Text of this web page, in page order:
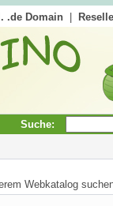
.de Domain
Suche:
Webkatalog